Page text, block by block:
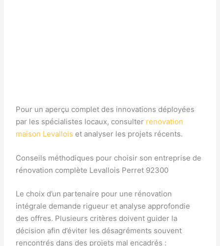
Pour un aperçu complet des innovations déployées
par les spécialistes locaux, consulter renovation
maison Levallois et analyser les projets récents.
Conseils méthodiques pour choisir son entreprise de
rénovation complète Levallois Perret 92300
Le choix d’un partenaire pour une rénovation
intégrale demande rigueur et analyse approfondie
des offres. Plusieurs critères doivent guider la
décision afin d’éviter les désagréments souvent
rencontrés dans des projets mal encadrés :